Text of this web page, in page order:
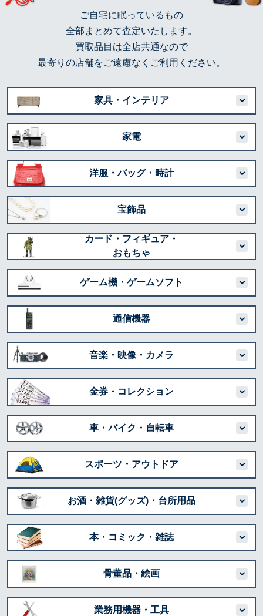
ご自宅に眠っているもの
全部まとめて査定いたします。
買取品目は全店共通なので
最寄りの店舗をご遠慮なくご利用ください。
家具・インテリア
家電
洋服・バッグ・時計
宝飾品
カード・フィギュア・
おもちゃ
ゲーム機・ゲームソフト
通信機器
音楽・映像・カメラ
金券・コレクション
車・バイク・自転車
スポーツ・アウトドア
お酒・雑貨(グッズ)・台所用品
本・コミック・雑誌
骨董品・絵画
業務用機器・工具